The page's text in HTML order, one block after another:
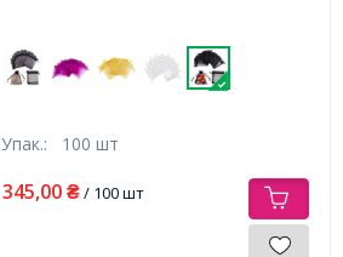
Упак.: 100 шт
345,00 ₴/ 100 шт